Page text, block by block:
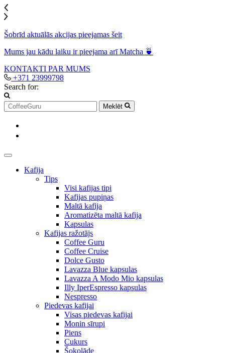
Šobrīd aktuālās akcijas pieejamas šeit
Mums jau kādu laiku ir pieejama arī Matcha 🍵
KONTAKTI PAR MUMS
+371 23999798
Search for:
Meklēt
Kafija
Tips
Visi kafijas tipi
Kafijas pupiņas
Maltā kafija
Aromatizēta maltā kafija
Kapsulas
Kafijas ražotājs
Coffee Guru
Coffee Cruise
Dolce Gusto
Lavazza Blue kapsulas
Lavazza A Modo Mio kapsulas
Illy IperEspresso kapsulas
Nespresso
Piedevas kafijai
Visas piedevas kafijai
Monin sīrupi
Piens
Cukurs
Šokolāde